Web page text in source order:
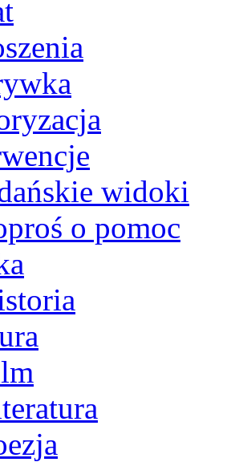
widoki
o pomoc